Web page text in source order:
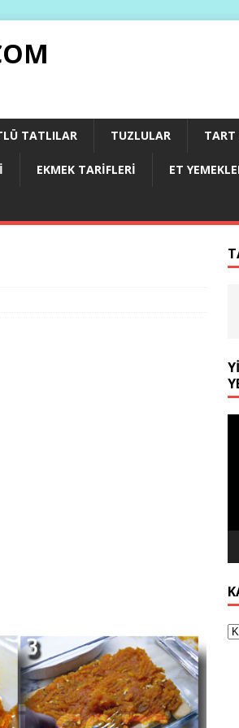
TATLILAR TUZLULAR TART
EKMEK TARIFLERI ET